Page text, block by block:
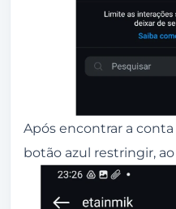
Após encontrar a
botão azul restringir,